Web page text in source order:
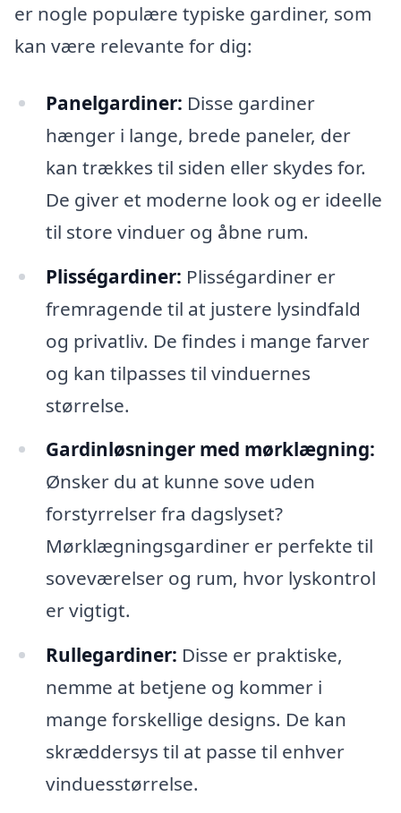
er nogle populære typiske gardiner, som
kan være relevante for dig:
Panelgardiner: Disse gardiner
hænger i lange, brede paneler, der
kan trækkes til siden eller skydes for.
De giver et moderne look og er ideelle
til store vinduer og åbne rum.
Plisségardiner: Plisségardiner er
fremragende til at justere lysindfald
og privatliv. De findes i mange farver
og kan tilpasses til vinduernes
størrelse.
Gardinløsninger med mørklægning:
Ønsker du at kunne sove uden
forstyrrelser fra dagslyset?
Mørklægningsgardiner er perfekte til
soveværelser og rum, hvor lyskontrol
er vigtigt.
Rullegardiner: Disse er praktiske,
nemme at betjene og kommer i
mange forskellige designs. De kan
skræddersys til at passe til enhver
vinduesstørrelse.